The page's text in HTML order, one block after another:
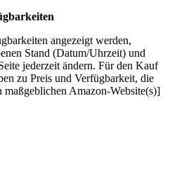
angezeigt werden,
Stand (Datum/Uhrzeit) und
jederzeit ändern. Für den Kauf
zu Preis und Verfügbarkeit, die
Amazon-Website(s)]